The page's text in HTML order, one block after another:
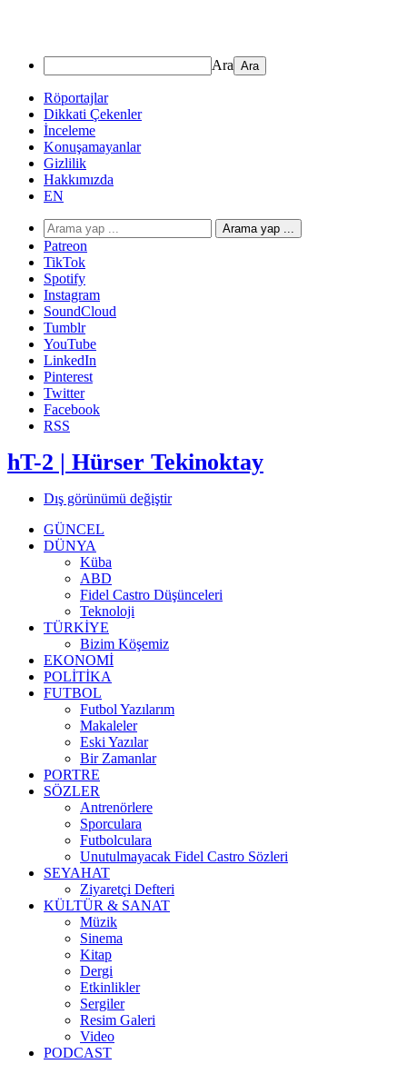
Ara
Röportajlar
Dikkati Çekenler
İnceleme
Konuşamayanlar
Gizlilik
Hakkımızda
EN
Arama yap ...
Patreon
TikTok
Spotify
Instagram
SoundCloud
Tumblr
YouTube
LinkedIn
Pinterest
Twitter
Facebook
RSS
hT-2 | Hürser Tekinoktay
Dış görünümü değiştir
GÜNCEL
DÜNYA
Küba
ABD
Fidel Castro Düşünceleri
Teknoloji
TÜRKİYE
Bizim Köşemiz
EKONOMİ
POLİTİKA
FUTBOL
Futbol Yazılarım
Makaleler
Eski Yazılar
Bir Zamanlar
PORTRE
SÖZLER
Antrenörlere
Sporculara
Futbolculara
Unutulmayacak Fidel Castro Sözleri
SEYAHAT
Ziyaretçi Defteri
KÜLTÜR & SANAT
Müzik
Sinema
Kitap
Dergi
Etkinlikler
Sergiler
Resim Galeri
Video
PODCAST